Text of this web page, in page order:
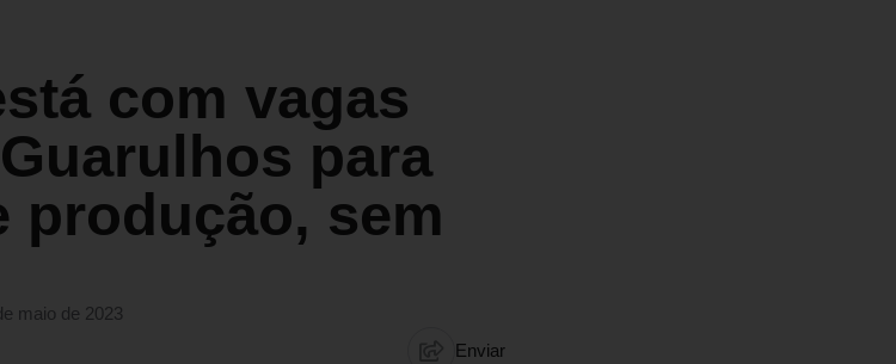
com vagas
para
produção, sem
maio de 2023
Enviar